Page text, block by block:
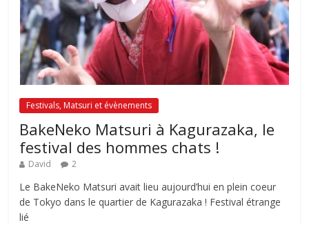
Festivals, Matsuri et évènements
BakeNeko Matsuri à Kagurazaka, le
festival des hommes chats !
David 2
Le BakeNeko Matsuri avait lieu aujourd’hui en plein coeur
de Tokyo dans le quartier de Kagurazaka ! Festival étrange
lié